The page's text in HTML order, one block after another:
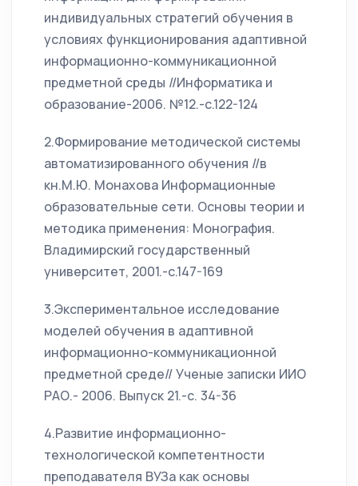
индивидуальных стратегий обучения в
условиях функционирования адаптивной
информационно-коммуникационной
предметной среды //Информатика и
образование-2006. №12.-с.122-124
2.Формирование методической системы
автоматизированного обучения //в
кн.М.Ю. Монахова Информационные
образовательные сети. Основы теории и
методика применения: Монография.
Владимирский государственный
университет, 2001.-с.147-169
3.Экспериментальное исследование
моделей обучения в адаптивной
информационно-коммуникационной
предметной среде// Ученые записки ИИО
РАО.- 2006. Выпуск 21.-с. 34-36
4.Развитие информационно-
технологической компетентности
преподавателя ВУЗа как основы